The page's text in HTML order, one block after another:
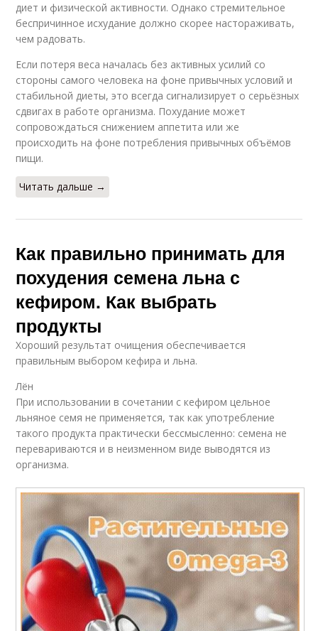
диет и физической активности. Однако стремительное
беспричинное исхудание должно скорее настораживать,
чем радовать.
Если потеря веса началась без активных усилий со
стороны самого человека на фоне привычных условий и
стабильной диеты, это всегда сигнализирует о серьёзных
сдвигах в работе организма. Похудание может
сопровождаться снижением аппетита или же
происходить на фоне потребления привычных объёмов
пищи.
Читать дальше →
Как правильно принимать для
похудения семена льна с
кефиром. Как выбрать
продукты
Хороший результат очищения обеспечивается
правильным выбором кефира и льна.
Лён
При использовании в сочетании с кефиром цельное
льняное семя не применяется, так как употребление
такого продукта практически бессмысленно: семена не
перевариваются и в неизменном виде выводятся из
организма.